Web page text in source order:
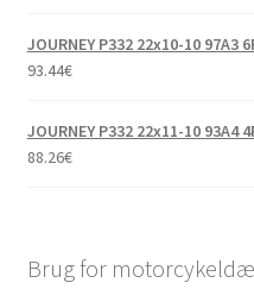
JOURNEY P332 22x10-10 97A3
93.44€
JOURNEY P332 22x11-10 93A4
88.26€
Brug for